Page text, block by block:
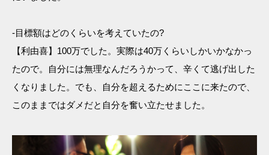
-目標額はどのくらいを考えていたの?
【利由喜】100万でした。実際は40万くらいしかいかなかっ
たので。自分には無理なんだろうかって、辛くて逃げ出した
くなりました。でも、自分を超えるためにここに来たので、
このままではダメだと自分を奮い立たせました。